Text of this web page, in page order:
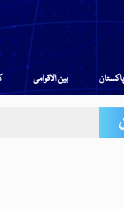
بین الاقوامی پاکستان